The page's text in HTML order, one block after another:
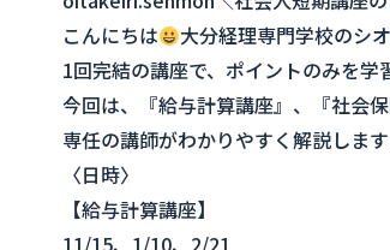
こんにちは
大分経理専門学校のシ
1回完結の講座で、ポイントのみを学
今回は、『給与計算講座』、『社会
専任の講師がわかりやすく解説しま
〈日時〉
【給与計算講座】
11/15、1/10、2/21